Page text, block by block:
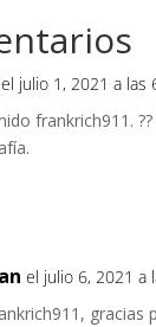
el julio 1, 2021 a las
frankrich911.
el julio 6, 2021 a
gracias